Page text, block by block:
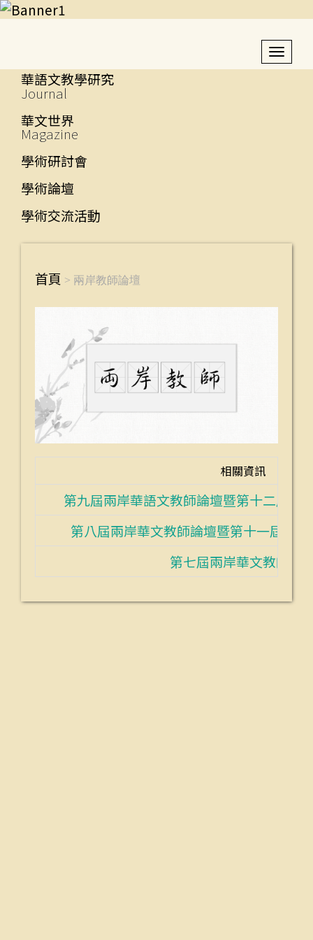
華語文教學研究
Journal
華文世界
Magazine
學術研討會
學術論壇
學術交流活動
二屆世界華語文研究生論壇
一屆華語文教學研究生論壇
首頁 > 兩岸教師論壇
相關資訊
第九屆兩岸華語文教師論壇暨第十二屆世
第八屆兩岸華文教師論壇暨第十一屆華
第七屆兩岸華文教師論